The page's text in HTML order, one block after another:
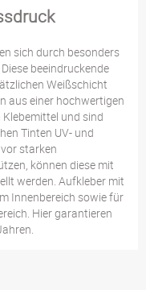
sich durch besonders
beeindruckende
Weißschicht
aus einer hochwertigen
und sind
Tinten UV- und
starken
können diese mit
werden. Aufkleber mit
Innenbereich sowie für
Hier garantieren